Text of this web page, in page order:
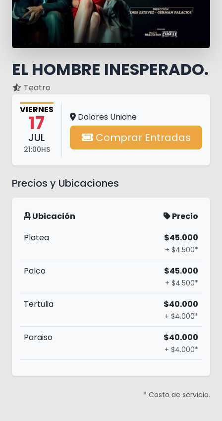
EL HOMBRE INESPERADO.
Teatro
VIERNES
17
JUL
21:00HS
Dolores Unione
Comprar Entradas
Precios y Ubicaciones
Ubicación
Precio
Platea
$45.000
+ $4.500*
Palco $45.000
+ $4.500*
Tertulia $40.000
+ $4.000*
Paraiso $40.000
+ $4.000*
* Costo de servicio.